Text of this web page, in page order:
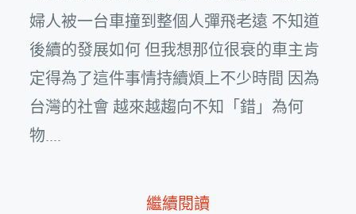
婦人被一台車撞到整個人彈飛老遠 不知道
後續的發展如何 但我想那位很衰的車主肯
定得為了這件事情持續煩上不少時間 因為
台灣的社會 越來越趨向不知「錯」為何
物....
繼續閱讀